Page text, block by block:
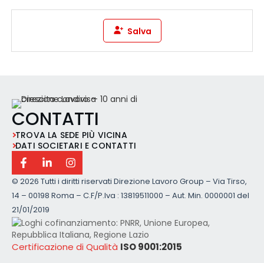
Salva
CONTATTI
TROVA LA SEDE PIÙ VICINA
DATI SOCIETARI E CONTATTI
© 2026 Tutti i diritti riservati Direzione Lavoro Group – Via Tirso,
14 – 00198 Roma – C.F/P.Iva : 13819511000 – Aut. Min. 0000001 del
21/01/2019
Certificazione di Qualità ISO 9001:2015